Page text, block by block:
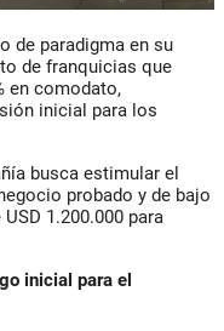
de paradigma en su
de franquicias que
en comodato,
inicial para los
busca estimular el
probado y de bajo
1.200.000 para
inicial para el